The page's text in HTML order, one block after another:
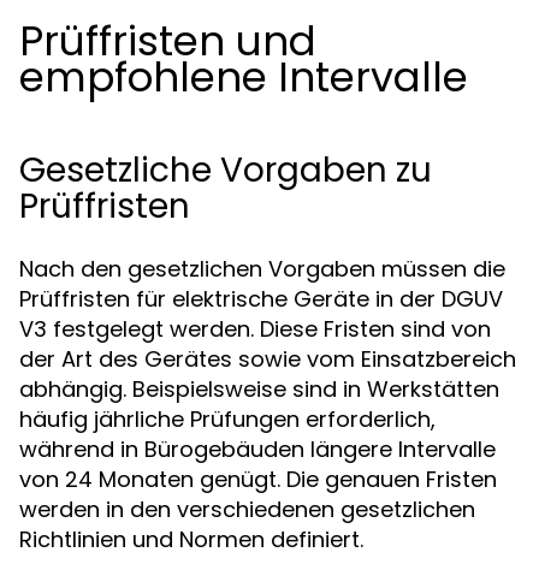
Prüffristen und
empfohlene Intervalle
Gesetzliche Vorgaben zu
Prüffristen
Nach den gesetzlichen Vorgaben müssen die
Prüffristen für elektrische Geräte in der DGUV
V3 festgelegt werden. Diese Fristen sind von
der Art des Gerätes sowie vom Einsatzbereich
abhängig. Beispielsweise sind in Werkstätten
häufig jährliche Prüfungen erforderlich,
während in Bürogebäuden längere Intervalle
von 24 Monaten genügt. Die genauen Fristen
werden in den verschiedenen gesetzlichen
Richtlinien und Normen definiert.